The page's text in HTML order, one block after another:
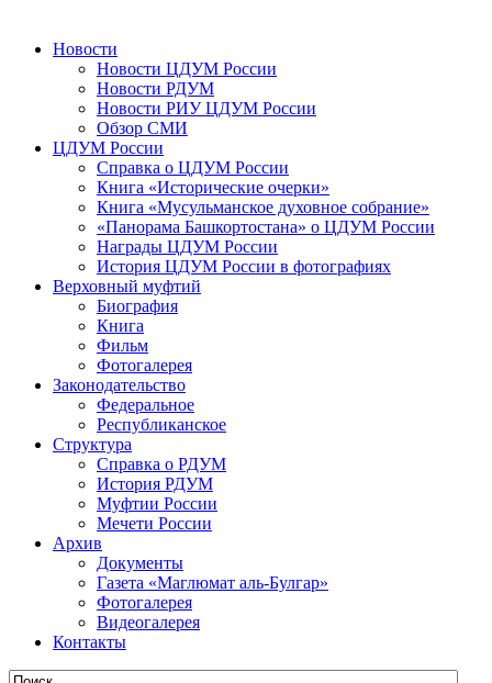
Новости
Новости ЦДУМ России
Новости РДУМ
Новости РИУ ЦДУМ России
Обзор СМИ
ЦДУМ России
Справка о ЦДУМ России
Книга «Исторические очерки»
Книга «Мусульманское духовное собрание»
«Панорама Башкортостана» о ЦДУМ России
Награды ЦДУМ России
История ЦДУМ России в фотографиях
Верховный муфтий
Биография
Книга
Фильм
Фотогалерея
Законодательство
Федеральное
Республиканское
Структура
Справка о РДУМ
История РДУМ
Муфтии России
Мечети России
Архив
Документы
Газета «Маглюмат аль-Булгар»
Фотогалерея
Видеогалерея
Контакты